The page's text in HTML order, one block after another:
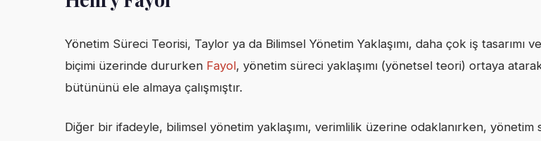
Yönetim Süreci Teorisi, Taylor ya da Bilimsel Yönetim Yaklaşımı, daha çok iş tasarımı
biçimi üzerinde dururken Fayol, yönetim süreci yaklaşımı (yönetsel teori) ortaya
bütününü ele almaya çalışmıştır.
Diğer bir ifadeyle, bilimsel yönetim yaklaşımı, verimlilik üzerine odaklanırken, yönetim